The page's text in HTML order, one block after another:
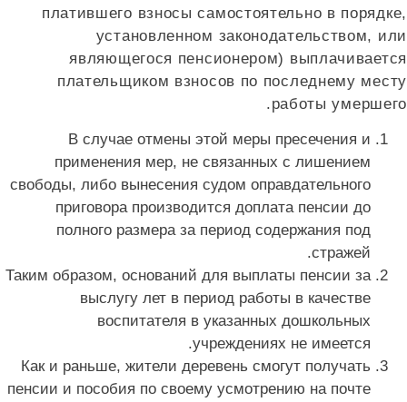
платившего взносы самостоятельно в
установленном законодательством,
являющегося пенсионером)
плательщиком взносов по последнему
работы
В случае отмены этой меры пресечения и
применения мер, не связанных с лишением
свободы, либо вынесения судом оправдательного
приговора производится доплата пенсии до
полного размера за период содержания под
стражей.
Таким образом, оснований для выплаты пенсии за
выслугу лет в период работы в качестве
воспитателя в указанных дошкольных
учреждениях не имеется.
Как и раньше, жители деревень смогут получать
пенсии и пособия по своему усмотрению на почте